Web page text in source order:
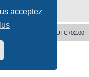
acceptez
UTC+02:00
© phpBB Limited